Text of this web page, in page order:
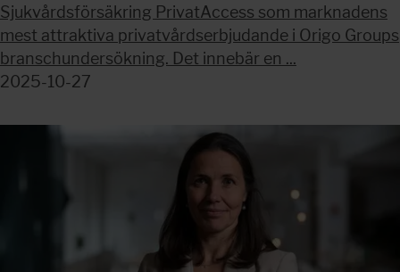
Sjukvårdsförsäkring PrivatAccess som marknadens
mest attraktiva privatvårdserbjudande i Origo Groups
branschundersökning. Det innebär en ...
2025-10-27